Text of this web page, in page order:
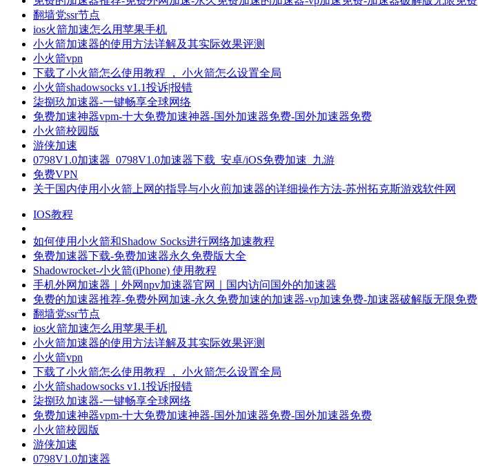
翻墙党ssr节点
ios火箭加速怎么用苹果手机
小火箭加速器的使用方法详解及其实际效果评测
小火箭vpn
下载了小火箭怎么使用教程 ， 小火箭怎么设置全局
小火箭shadowsocks v1.1投诉|报错
柒捌玖加速器-一键畅享全球网络
免费加速神器vpm-十大免费加速神器-国外加速器免费-国外加速器免费
小火箭校园版
游侠加速
0798V1.0加速器_0798V1.0加速器下载_安卓/iOS免费加速_九游
免费VPN
关于国内使用小火箭上网的指导与小火煎加速器的详细操作方法-苏州拓克斯游戏软件网
IOS教程
如何使用小火箭和Shadow Socks进行网络加速教程
免费加速器下载-免费加速器永久免费版大全
Shadowrocket-小火箭(iPhone) 使用教程
手机外网加速器｜外网npv加速器官网｜国内访问国外的加速器
免费的加速器推荐-免费外网加速-永久免费加速的加速器-vp加速免费-加速器破解版无限免费
翻墙党ssr节点
ios火箭加速怎么用苹果手机
小火箭加速器的使用方法详解及其实际效果评测
小火箭vpn
下载了小火箭怎么使用教程 ， 小火箭怎么设置全局
小火箭shadowsocks v1.1投诉|报错
柒捌玖加速器-一键畅享全球网络
免费加速神器vpm-十大免费加速神器-国外加速器免费-国外加速器免费
小火箭校园版
游侠加速
0798V1.0加速器